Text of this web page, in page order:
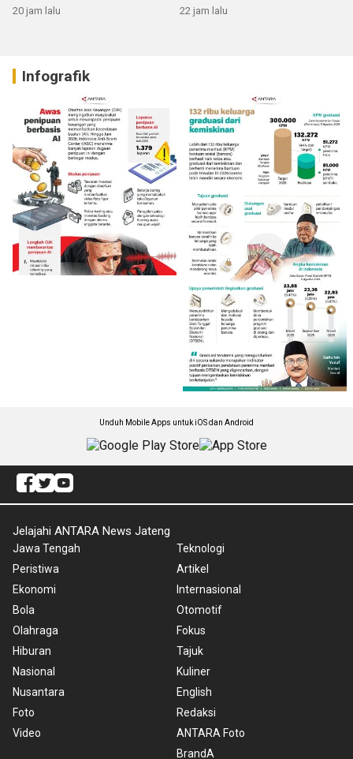
20 jam lalu 22 jam lalu
Infografik
Unduh Mobile Apps untuk iOS dan Android
Jelajahi ANTARA News Jateng
Jawa Tengah
Peristiwa
Ekonomi
Bola
Olahraga
Hiburan
Nasional
Nusantara
Foto
Video
Teknologi
Artikel
Internasional
Otomotif
Fokus
Tajuk
Kuliner
English
Redaksi
ANTARA Foto
BrandA